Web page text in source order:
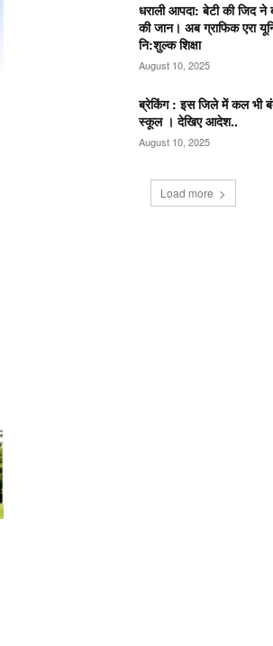
धराली आपदा: बेटी की जिद ने
की जान। अब ग्राफिक एरा
नि:शुल्क शिक्षा
August 10, 2025
ब्रेकिंग : इस जिले में कल भी
स्कूल । देखिए आदेश..
August 10, 2025
Load more